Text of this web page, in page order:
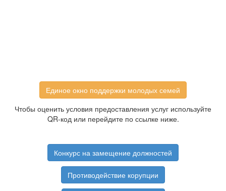
Единое окно поддержки молодых семей
Чтобы оценить условия предоставления услуг используйте
QR-код или перейдите по ссылке ниже.
Конкурс на замещение должностей
Противодействие корупции